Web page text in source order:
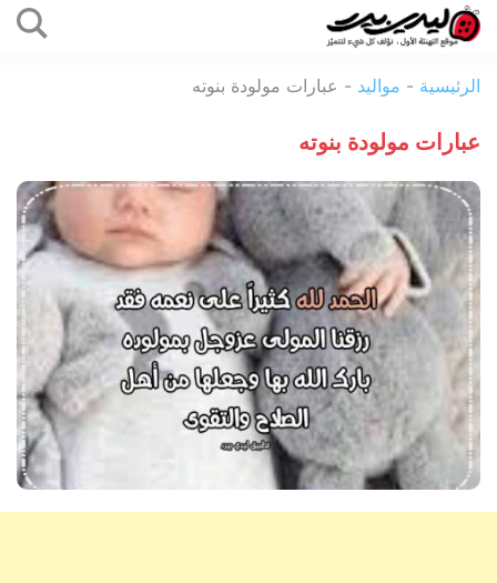
بيرد
الرئيسية - مواليد - عبارات مولودة بنوته
عبارات مولودة بنوته